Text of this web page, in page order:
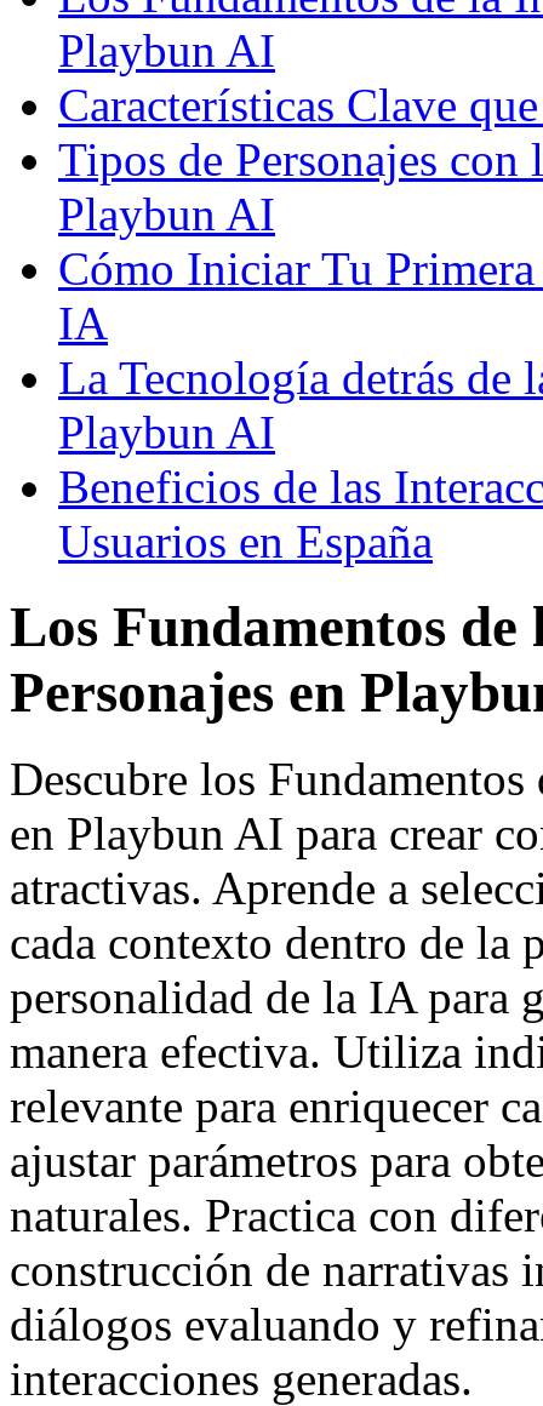
Playbun AI
Características Clave
Tipos de Personajes con
Playbun AI
Cómo Iniciar Tu
IA
La Tecnología detrás de
Playbun AI
Beneficios de las
Usuarios en España
Los Fundamentos
Personajes en
Descubre los
en Playbun AI para crear
atractivas. Aprende a
cada contexto dentro de la
personalidad de la IA para
manera efectiva. Utiliza
relevante para enriquecer
ajustar parámetros para
naturales. Practica con
construcción de narrativas
diálogos evaluando y
interacciones generadas.